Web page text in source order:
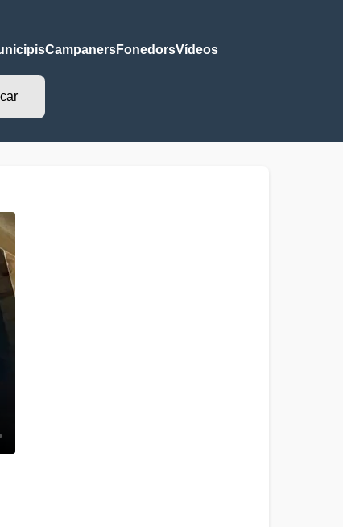
CampanersFonedorsVídeos